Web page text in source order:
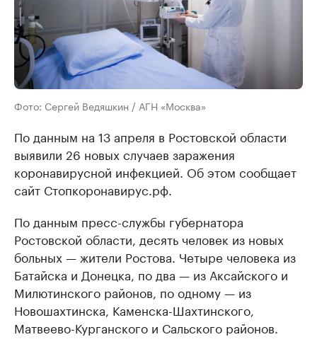
Фото: Сергей Ведяшкин / АГН «Москва»
По данным на 13 апреля в Ростовской области
выявили 26 новых случаев заражения
коронавирусной инфекцией. Об этом сообщает
сайт Стопкоронавирус.рф.
По данным пресс-службы губернатора
Ростовской области, десять человек из новых
больных — жители Ростова. Четыре человека из
Батайска и Донецка, по два — из Аксайского и
Милютинского районов, по одному — из
Новошахтинска, Каменска-Шахтинского,
Матвеево-Курганского и Сальского районов.